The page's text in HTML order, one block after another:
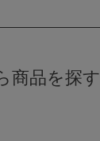
商品を探す